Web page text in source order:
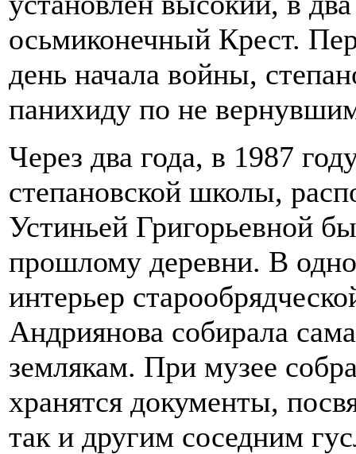
осьмиконечный Крест.
день начала войны,
панихиду по не
Через два года, в 1987
степановской школы,
Устиньей Григорьевной
прошлому деревни. В
интерьер
Андриянова собирала
землякам. При музее
хранятся документы,
так и другим соседним